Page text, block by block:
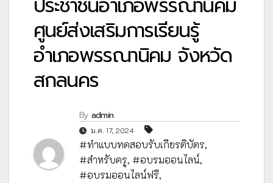
ประชาชนอำเภอพรรณานิคม
ศูนย์ส่งเสริมการเรียนรู้
อำเภอพรรณานิคม จังหวัด
สกลนคร
By admin
ม.ค. 17, 2024
#ทำแบบทดสอบรับเกียรติบัตร,
#สำหรับครู, #อบรมออนไลน์,
#อบรมออนไลน์ฟรี,